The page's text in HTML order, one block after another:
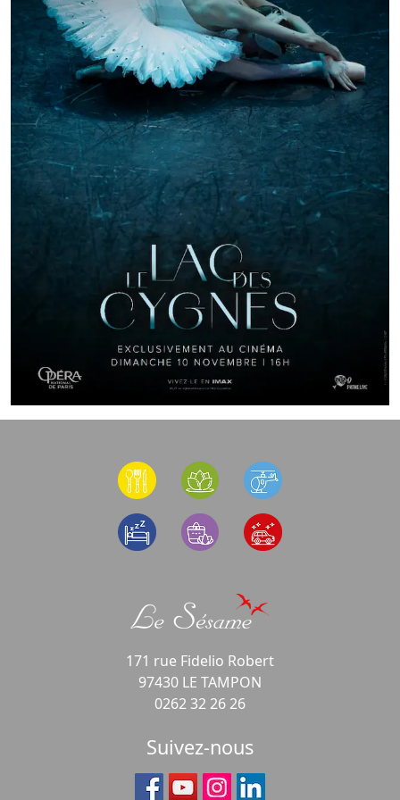
171 rue Fidelio Robert
97430 LE TAMPON
0262 32 26 26
Suivez-nous